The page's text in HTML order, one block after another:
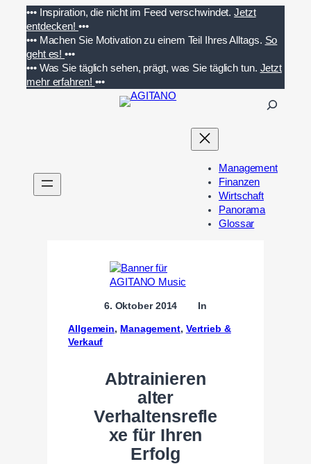
Inhalt
springen
••• Inspiration, die nicht im Feed verschwindet. Jetzt
entdecken! •••
••• Machen Sie Motivation zu einem Teil Ihres Alltags. So
geht es!•••
••• Was Sie täglich sehen, prägt, was Sie täglich tun. Jetzt
mehr erfahren! •••
n
Management
Finanzen
Wirtschaft
Panorama
Glossar
6. Oktober 2014 In
Allgemein, Management, Vertrieb &
Verkauf
Abtrainieren
alter
Verhaltensrefle
xe für Ihren
Erfolg